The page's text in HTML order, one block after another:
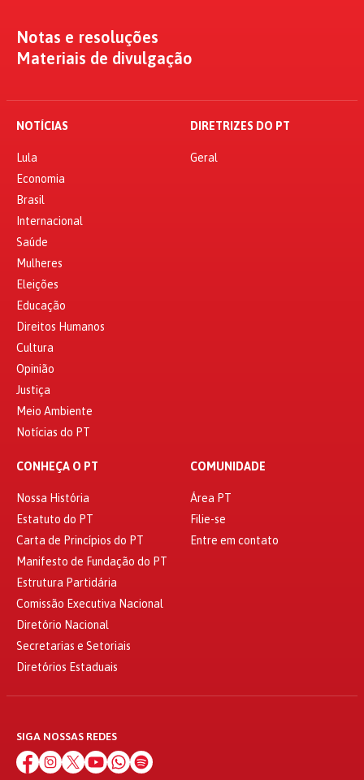
Notas e resoluções
Materiais de divulgação
NOTÍCIAS
Lula
Economia
Brasil
Internacional
Saúde
Mulheres
Eleições
Educação
Direitos Humanos
Cultura
Opinião
Justiça
Meio Ambiente
Notícias do PT
DIRETRIZES DO PT
Geral
CONHEÇA O PT
Nossa História
Estatuto do PT
Carta de Princípios do PT
Manifesto de Fundação do PT
Estrutura Partidária
Comissão Executiva Nacional
Diretório Nacional
Secretarias e Setoriais
Diretórios Estaduais
COMUNIDADE
Área PT
Filie-se
Entre em contato
SIGA NOSSAS REDES